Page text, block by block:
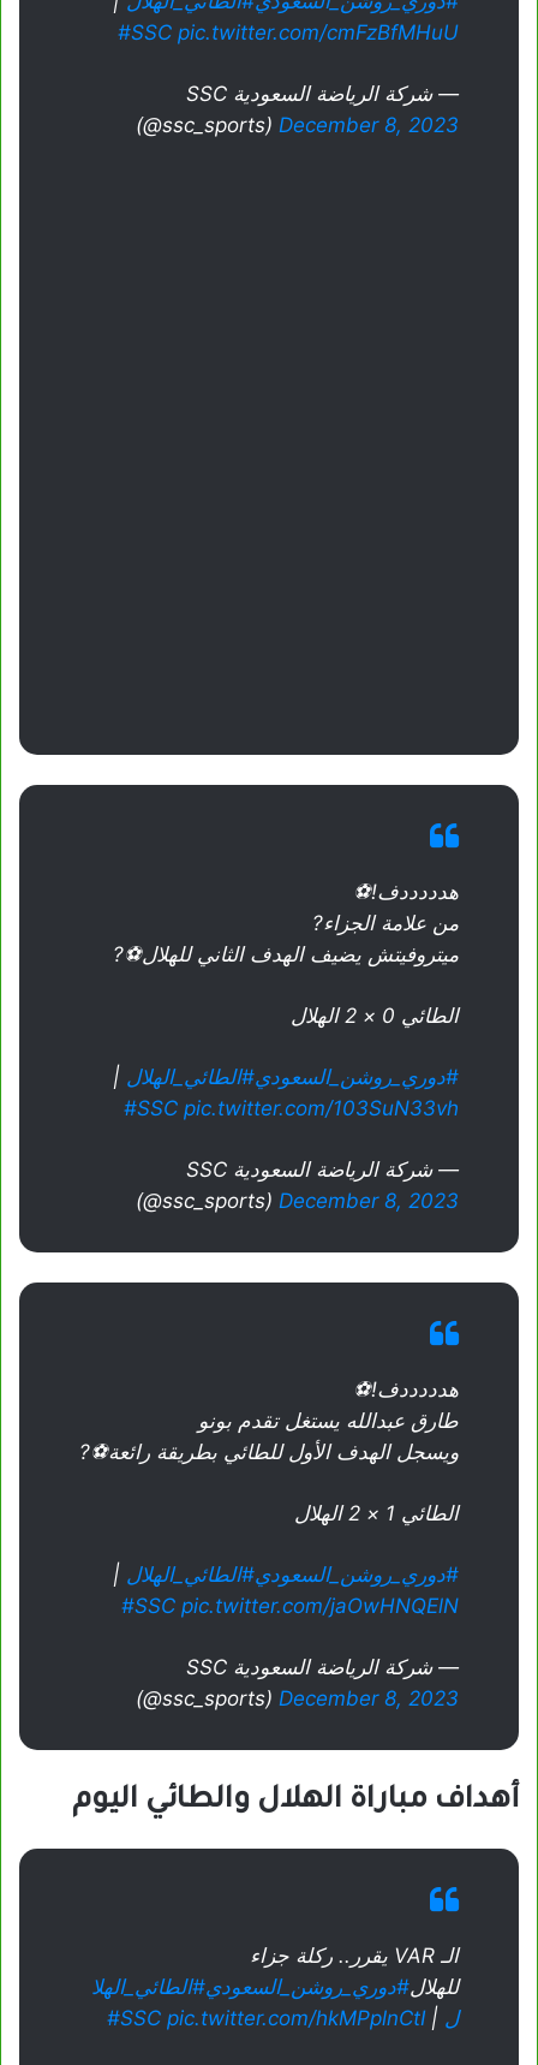
#SSC pic.twitter.com/cmFzBfMHuU
— شركة الرياضة السعودية SSC
(@ssc_sports) December 8, 2023
هدددددف!⚽
من علامة الجزاء?
ميتروفيتش يضيف الهدف الثاني للهلال⚽?
الطائي 0 × 2 الهلال
#دوري_روشن_السعودي#الطائي_الهلال |
#SSC pic.twitter.com/103SuN33vh
— شركة الرياضة السعودية SSC
(@ssc_sports) December 8, 2023
هدددددف!⚽
طارق عبدالله يستغل تقدم بونو
ويسجل الهدف الأول للطائي بطريقة رائعة⚽?
الطائي 1 × 2 الهلال
#دوري_روشن_السعودي#الطائي_الهلال |
#SSC pic.twitter.com/jaOwHNQElN
— شركة الرياضة السعودية SSC
(@ssc_sports) December 8, 2023
أهداف مباراة الهلال والطائي اليوم
الـ VAR يقرر.. ركلة جزاء
للهلال#دوري_روشن_السعودي#الطائي_الهلا
ل | ⁦
#SSC pic.twitter.com/hkMPplnCtI